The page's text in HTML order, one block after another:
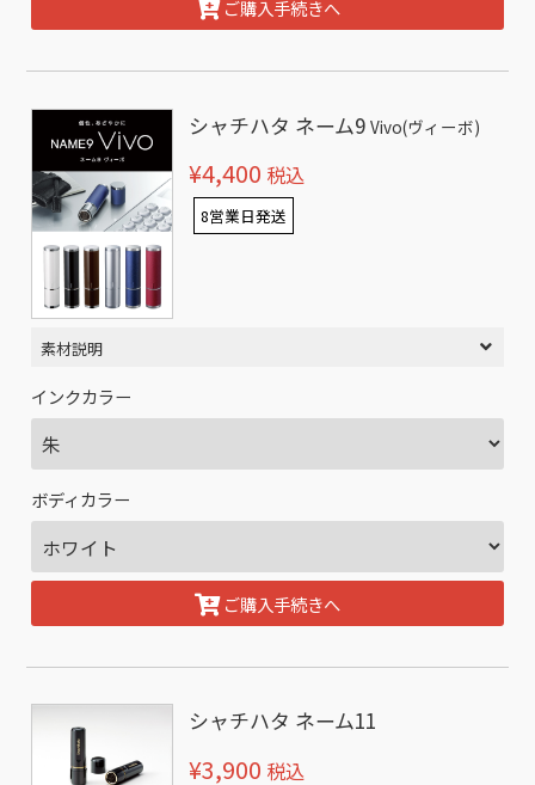
ご購入手続きへ
シャチハタ ネーム9Vivo(ヴィーボ)
¥4,400 税込
8営業日発送
素材説明
インクカラー
ボディカラー
ご購入手続きへ
シャチハタ ネーム11
¥3,900 税込